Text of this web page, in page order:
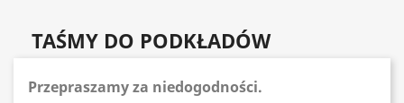
TAŚMY DO PODKŁADÓW
Przepraszamy za niedogodności.